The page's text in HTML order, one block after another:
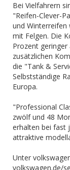
Bei Vielfahrern
"Reifen-Clever-
und Winterreifen
mit Felgen. Die
Prozent geringer
zusätzlichen
die "Tank &
Selbstständige
Europa.
"Professional
zwölf und 48
erhalten bei fast
attraktive
Unter
volkswagen.de/